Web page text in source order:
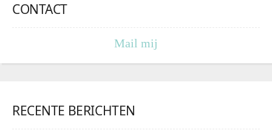
CONTACT
Mail mij
RECENTE BERICHTEN